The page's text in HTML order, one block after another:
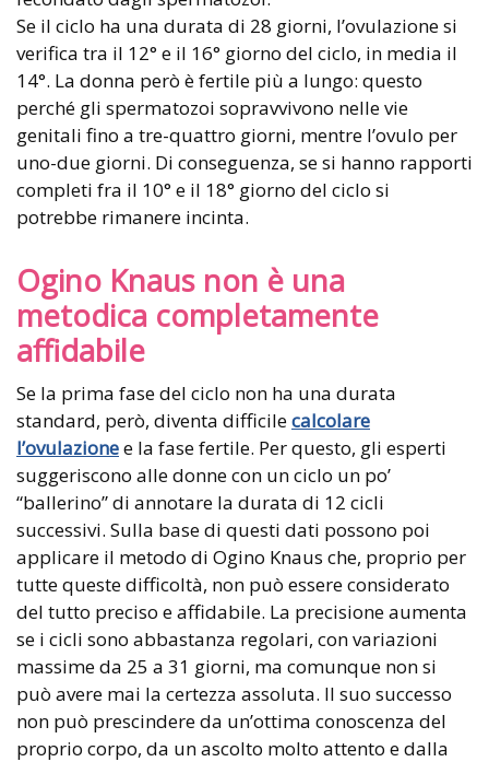
Se il ciclo ha una durata di 28 giorni, l’ovulazione si
verifica tra il 12° e il 16° giorno del ciclo, in media il
14°. La donna però è fertile più a lungo: questo
perché gli spermatozoi sopravvivono nelle vie
genitali fino a tre-quattro giorni, mentre l’ovulo per
uno-due giorni. Di conseguenza, se si hanno rapporti
completi fra il 10° e il 18° giorno del ciclo si
potrebbe rimanere incinta.
Ogino Knaus non è una
metodica completamente
affidabile
Se la prima fase del ciclo non ha una durata
standard, però, diventa difficilecalcolare
l’ovulazionee la fase fertile. Per questo, gli esperti
suggeriscono alle donne con un ciclo un po’
“ballerino” di annotare la durata di 12 cicli
successivi. Sulla base di questi dati possono poi
applicare il metodo di Ogino Knaus che, proprio per
tutte queste difficoltà, non può essere considerato
del tutto preciso e affidabile. La precisione aumenta
se i cicli sono abbastanza regolari, con variazioni
massime da 25 a 31 giorni, ma comunque non si
può avere mai la certezza assoluta. Il suo successo
non può prescindere da un’ottima conoscenza del
proprio corpo, da un ascolto molto attento e dalla